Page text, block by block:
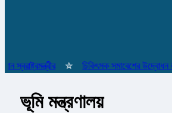
✮ চিকিৎসক সমাবেশের উদ্বোধন করলেন
ভূমি মন্ত্রণালয়